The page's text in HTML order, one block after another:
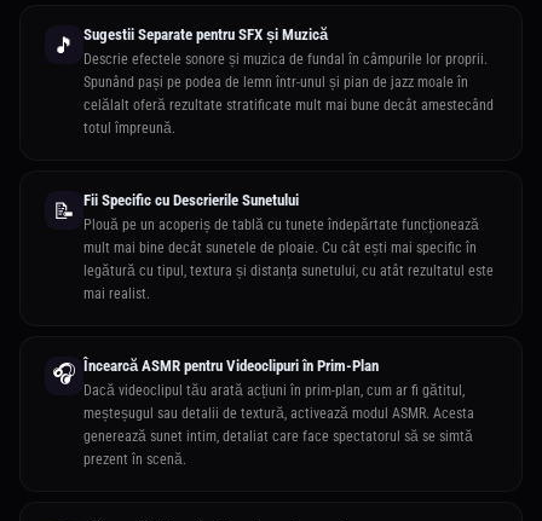
🎵 Sugestii Separate pentru SFX și Muzică
Descrie efectele sonore și muzica de fundal în câmpurile lor proprii.
Spunând pași pe podea de lemn într-unul și pian de jazz moale în
celălalt oferă rezultate stratificate mult mai bune decât amestecând
totul împreună.
📝 Fii Specific cu Descrierile Sunetului
Plouă pe un acoperiș de tablă cu tunete îndepărtate funcționează
mult mai bine decât sunetele de ploaie. Cu cât ești mai specific în
legătură cu tipul, textura și distanța sunetului, cu atât rezultatul este
mai realist.
🎧 Încearcă ASMR pentru Videoclipuri în Prim-Plan
Dacă videoclipul tău arată acțiuni în prim-plan, cum ar fi gătitul,
meșteșugul sau detalii de textură, activează modul ASMR. Acesta
generează sunet intim, detaliat care face spectatorul să se simtă
prezent în scenă.